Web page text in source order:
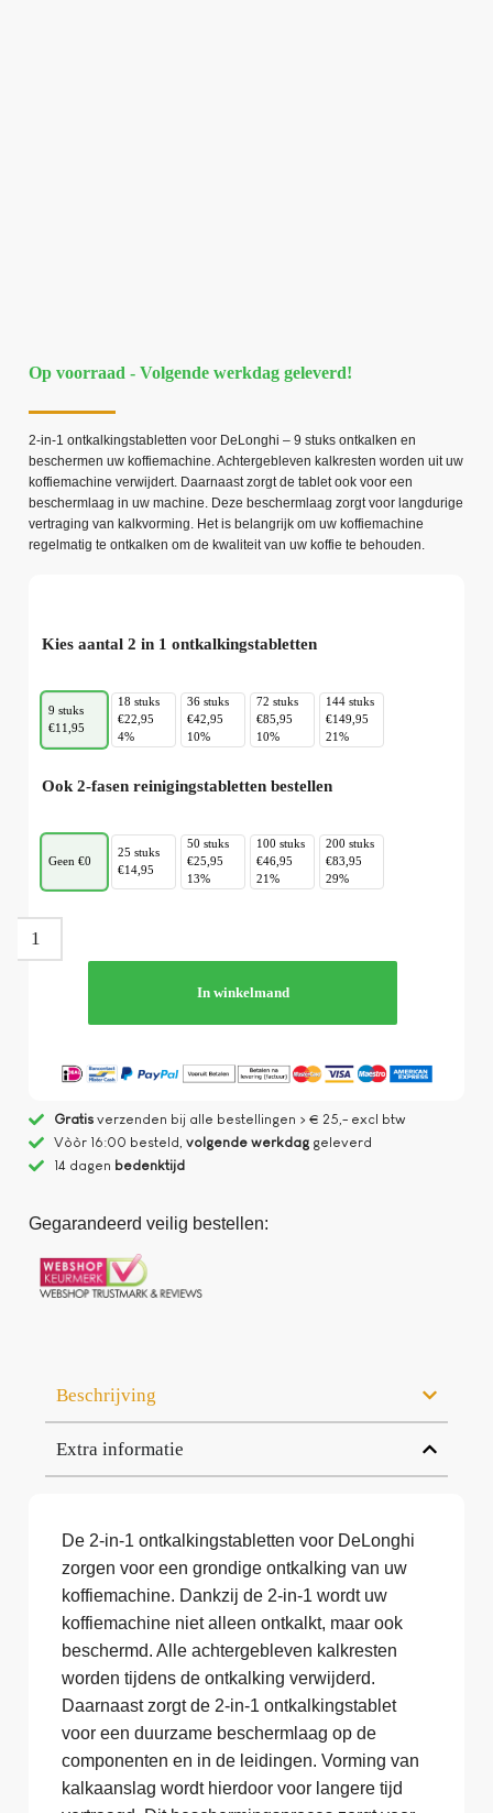
Op voorraad - Volgende werkdag geleverd!
2-in-1 ontkalkingstabletten voor DeLonghi – 9 stuks ontkalken en
beschermen uw koffiemachine. Achtergebleven kalkresten worden uit uw
koffiemachine verwijdert. Daarnaast zorgt de tablet ook voor een
beschermlaag in uw machine. Deze beschermlaag zorgt voor langdurige
vertraging van kalkvorming. Het is belangrijk om uw koffiemachine
regelmatig te ontkalken om de kwaliteit van uw koffie te behouden.
Kies aantal 2 in 1 ontkalkingstabletten
9 stuks
€11,95
18 stuks
€22,95
4%
36 stuks
€42,95
10%
72 stuks
€85,95
10%
144 stuks
€149,95
21%
Ook 2-fasen reinigingstabletten bestellen
Geen €0
25 stuks
€14,95
50 stuks
€25,95
13%
100 stuks
€46,95
21%
200 stuks
€83,95
29%
In winkelmand
Gratisverzenden bij alle bestellingen > € 25,- excl btw
Vòòr 16:00 besteld, volgende werkdaggeleverd
14 dagen bedenktijd
Gegarandeerd veilig bestellen:
Beschrijving
Extra informatie
De 2-in-1 ontkalkingstabletten voor DeLonghi
zorgen voor een grondige ontkalking van uw
koffiemachine. Dankzij de 2-in-1 wordt uw
koffiemachine niet alleen ontkalkt, maar ook
beschermd. Alle achtergebleven kalkresten
worden tijdens de ontkalking verwijderd.
Daarnaast zorgt de 2-in-1 ontkalkingstablet
voor een duurzame beschermlaag op de
componenten en in de leidingen. Vorming van
kalkaanslag wordt hierdoor voor langere tijd